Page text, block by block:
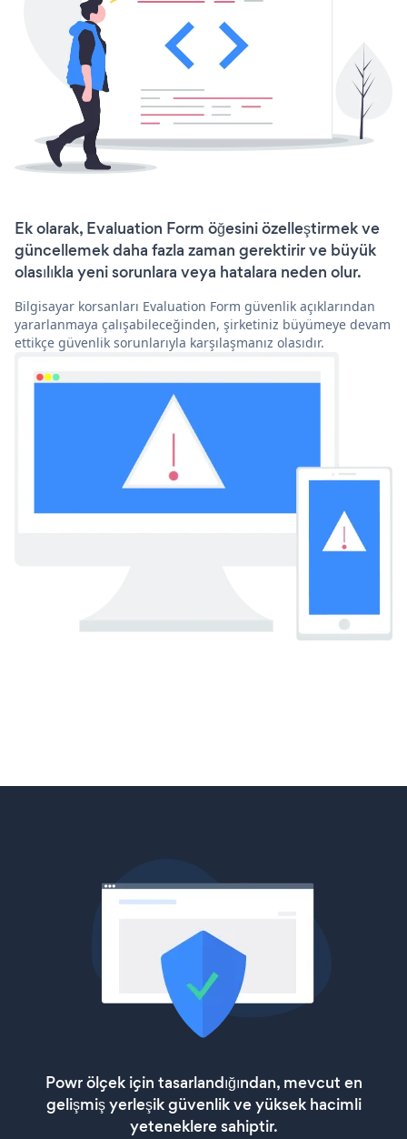
Ek olarak, Evaluation Form öğesini özelleştirmek ve
güncellemek daha fazla zaman gerektirir ve büyük
olasılıkla yeni sorunlara veya hatalara neden olur.
Bilgisayar korsanları Evaluation Form güvenlik açıklarından
yararlanmaya çalışabileceğinden, şirketiniz büyümeye devam
ettikçe güvenlik sorunlarıyla karşılaşmanız olasıdır.
Powr ölçek için tasarlandığından, mevcut en
gelişmiş yerleşik güvenlik ve yüksek hacimli
yeteneklere sahiptir.